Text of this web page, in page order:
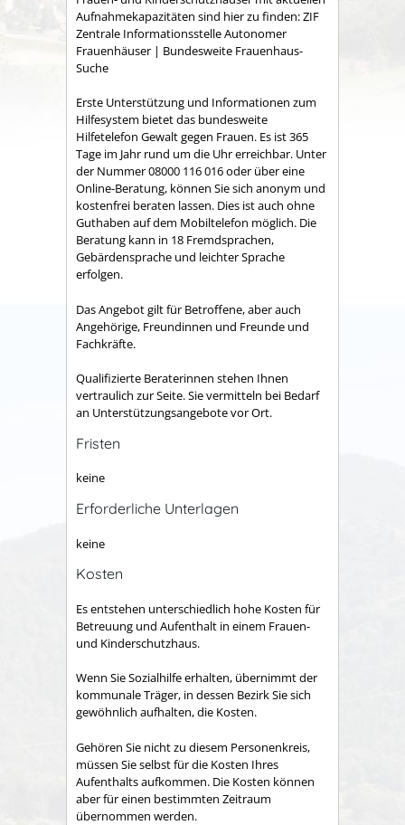
Aufnahmekapazitäten sind hier zu finden: ZIF
Zentrale Informationsstelle Autonomer
Frauenhäuser | Bundesweite Frauenhaus-
Suche
Erste Unterstützung und Informationen zum
Hilfesystem bietet das bundesweite
Hilfetelefon Gewalt gegen Frauen. Es ist 365
Tage im Jahr rund um die Uhr erreichbar. Unter
der Nummer 08000 116 016 oder über eine
Online-Beratung, können Sie sich anonym und
kostenfrei beraten lassen. Dies ist auch ohne
Guthaben auf dem Mobiltelefon möglich. Die
Beratung kann in 18 Fremdsprachen,
Gebärdensprache und leichter Sprache
erfolgen.
Das Angebot gilt für Betroffene, aber auch
Angehörige, Freundinnen und Freunde und
Fachkräfte.
Qualifizierte Beraterinnen stehen Ihnen
vertraulich zur Seite. Sie vermitteln bei Bedarf
an Unterstützungsangebote vor Ort.
Fristen
keine
Erforderliche Unterlagen
keine
Kosten
Es entstehen unterschiedlich hohe Kosten für
Betreuung und Aufenthalt in einem Frauen-
und Kinderschutzhaus.
Wenn Sie Sozialhilfe erhalten, übernimmt der
kommunale Träger, in dessen Bezirk Sie sich
gewöhnlich aufhalten, die Kosten.
Gehören Sie nicht zu diesem Personenkreis,
müssen Sie selbst für die Kosten Ihres
Aufenthalts aufkommen. Die Kosten können
aber für einen bestimmten Zeitraum
übernommen werden.